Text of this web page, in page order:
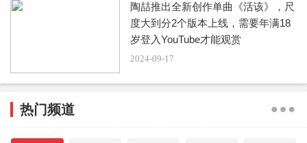
约她去吃饭，并在餐厅孔乙己消费了4000多元。 魏嘉也晒出
多笔高亚麟给徐梓均的转账，金额大概在1万8到3万8之间。
魏嘉谈恋爱，对方甚至还怀有他的亲生骨肉，婚姻状况让外
界雾里看花，引发热议。 魏嘉表示，高亚麟早就离婚，只是
陶喆推出全新创作单曲《活该》，尺
度大到分2个版本上线，需要年满18
岁登入YouTube才能观赏
2024-09-17
热门频道